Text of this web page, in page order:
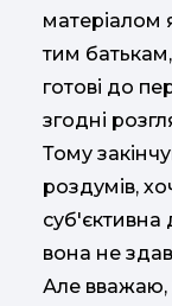
матеріалом
тим
готові до
згодні
Тому
роздумів,
вона не
Але